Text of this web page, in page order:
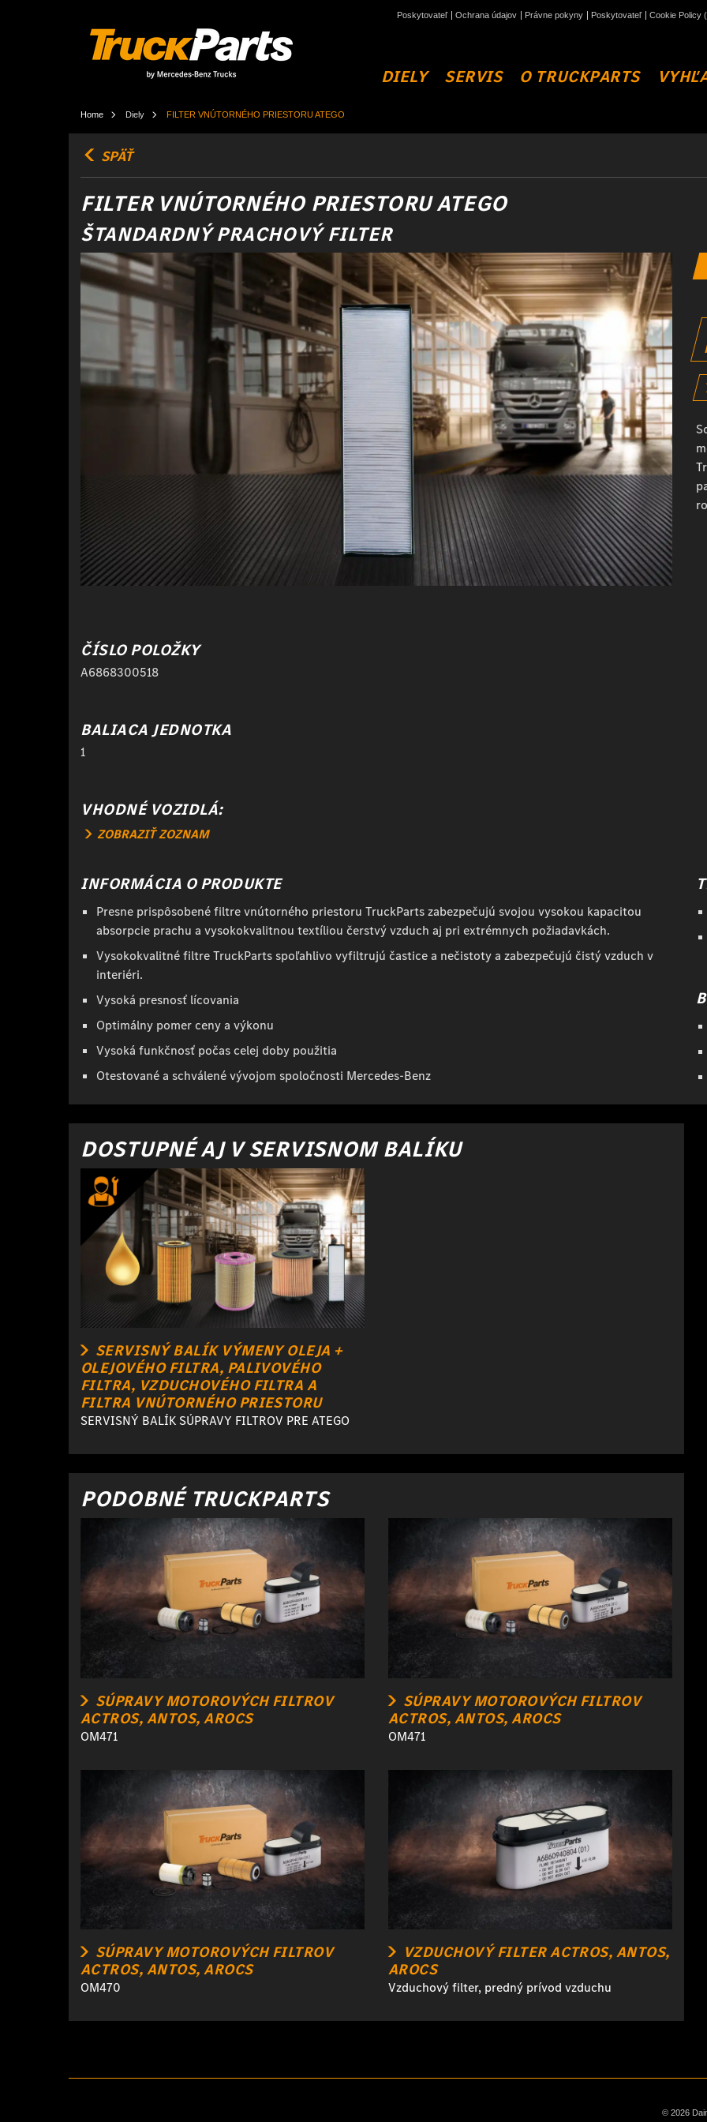
Poskytovateľ Ochrana údajov Právne pokyny Poskytovateľ Cookie Policy
DIELY SERVIS O TRUCKPARTS
Home Diely FILTER VNÚTORNÉHO PRIESTORU ATEGO
SPÄŤ
FILTER VNÚTORNÉHO PRIESTORU ATEGO
ŠTANDARDNÝ PRACHOVÝ FILTER
ČÍSLO POLOŽKY
A6868300518
BALIACA JEDNOTKA
1
VHODNÉ VOZIDLÁ:
ZOBRAZIŤ ZOZNAM
INFORMÁCIA O PRODUKTE
Presne prispôsobené filtre vnútorného priestoru TruckParts zabezpečujú svojou vysokou kapacitou
absorpcie prachu a vysokokvalitnou textíliou čerstvý vzduch aj pri extrémnych požiadavkách.
Vysokokvalitné filtre TruckParts spoľahlivo vyfiltrujú častice a nečistoty a zabezpečujú čistý vzduch v
interiéri.
Vysoká presnosť lícovania
Optimálny pomer ceny a výkonu
Vysoká funkčnosť počas celej doby použitia
Otestované a schválené vývojom spoločnosti Mercedes-Benz
DOSTUPNÉ AJ V SERVISNOM BALÍKU
SERVISNÝ BALÍK VÝMENY OLEJA +
OLEJOVÉHO FILTRA, PALIVOVÉHO
FILTRA, VZDUCHOVÉHO FILTRA A
FILTRA VNÚTORNÉHO PRIESTORU
SERVISNÝ BALÍK SÚPRAVY FILTROV PRE ATEGO
PODOBNÉ TRUCKPARTS
SÚPRAVY MOTOROVÝCH FILTROV
ACTROS, ANTOS, AROCS
OM471
SÚPRAVY MOTOROVÝCH FILTROV
ACTROS, ANTOS, AROCS
OM471
SÚPRAVY MOTOROVÝCH FILTROV
ACTROS, ANTOS, AROCS
OM470
VZDUCHOVÝ FILTER ACTROS, ANTOS,
AROCS
Vzduchový filter, predný prívod vzduchu
© 2026